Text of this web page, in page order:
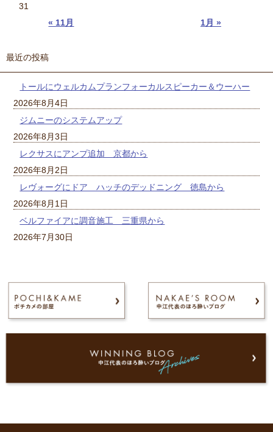
« 11月 1月 »
31
最近の投稿
トールにウェルカムプランフォーカルスピーカー＆ウーハー
2026年8月4日
ジムニーのシステムアップ
2026年8月3日
レクサスにアンプ追加 京都から
2026年8月2日
レヴォーグにドア ハッチのデッドニング 徳島から
2026年8月1日
ベルファイアに調音施工 三重県から
2026年7月30日